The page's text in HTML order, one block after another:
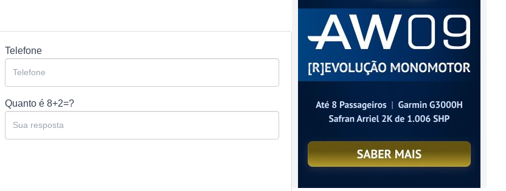
Telefone
Quanto é 8+2=?